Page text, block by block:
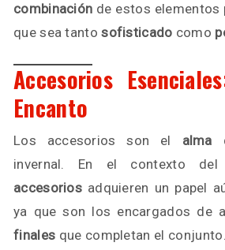
combinación de estos elementos
que sea tantosofisticado como
Accesorios
Encanto
Los accesorios son el alma
invernal. En el contexto
accesorios adquieren un papel
ya que son los encargados de
finales que completan el conjunto.